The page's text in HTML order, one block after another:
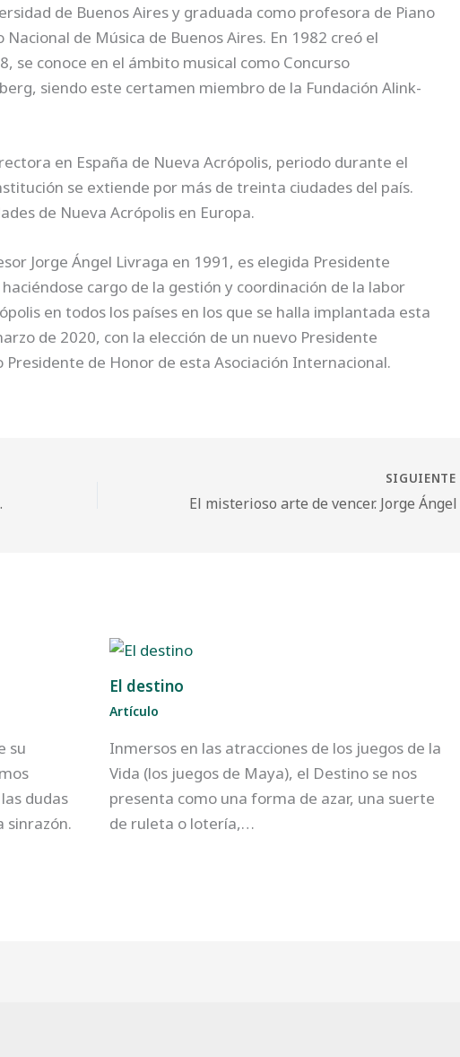
de Buenos Aires y graduada como profesora de Piano
de Música de Buenos Aires. En 1982 creó el
se conoce en el ámbito musical como Concurso
siendo este certamen miembro de la Fundación Alink-
en España de Nueva Acrópolis, periodo durante el
se extiende por más de treinta ciudades del país.
de Nueva Acrópolis en Europa.
Jorge Ángel Livraga en 1991, es elegida Presidente
cargo de la gestión y coordinación de la labor
en todos los países en los que se halla implantada esta
de 2020, con la elección de un nuevo Presidente
de Honor de esta Asociación Internacional.
SIGUIENTE
su
dudas
sinrazón.
El destino
Artículo
Inmersos en las atracciones de los juegos de la
Vida (los juegos de Maya), el Destino se nos
presenta como una forma de azar, una suerte
de ruleta o lotería,…